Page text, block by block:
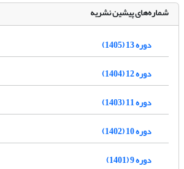
شماره‌های پیشین نشریه
دوره 13 (1405)
دوره 12 (1404)
دوره 11 (1403)
دوره 10 (1402)
دوره 9 (1401)